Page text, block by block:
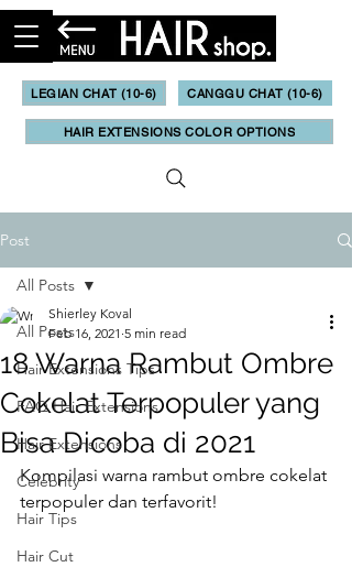
LEGIAN CHAT (10-6) CANGGU CHAT (10-6)
HAIR EXTENSIONS COLOR OPTIONS
Post
All Posts
Hair Extensions Tips
FAQ Hair Extensions
Hair Extensions
Celebrity
Hair Tips
Hair Cut
All Posts
18 Warna Rambut Ombre
Cokelat Terpopuler yang
Bisa Dicoba di 2021
Shierley Koval
Feb 16, 2021 5 min read
Kompilasi warna rambut ombre cokelat
terpopuler dan terfavorit!